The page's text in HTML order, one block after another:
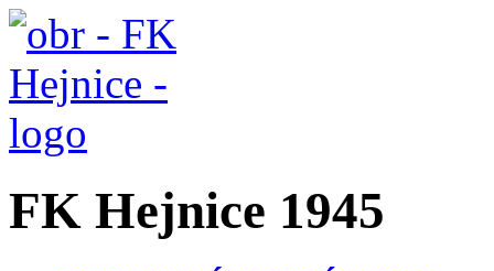
FK Hejnice 1945